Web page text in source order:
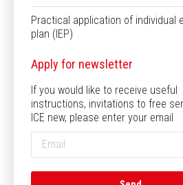
Practical application of individual
plan (IEP)
Apply for newsletter
If you would like to receive useful
instructions, invitations to free
ICE new, please enter your email